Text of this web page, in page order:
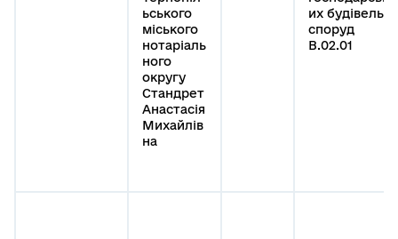
ьського
міського
нотаріаль
ного
округу
Стандрет
Анастасія
Михайлів
на
их будівель і
споруд
B.02.01